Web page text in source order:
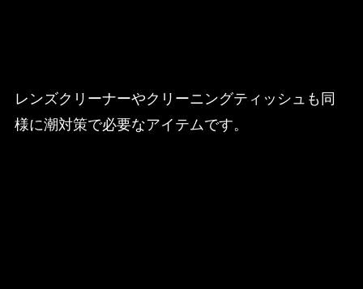
レンズクリーナーやクリーニングティッシュも同
様に潮対策で必要なアイテムです。